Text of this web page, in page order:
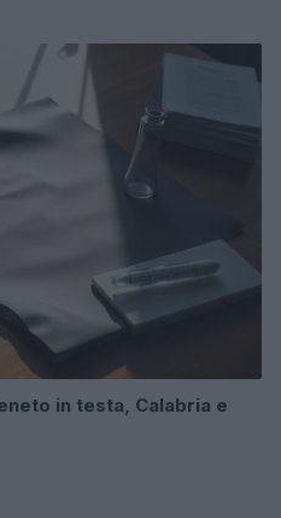
in testa, Calabria e